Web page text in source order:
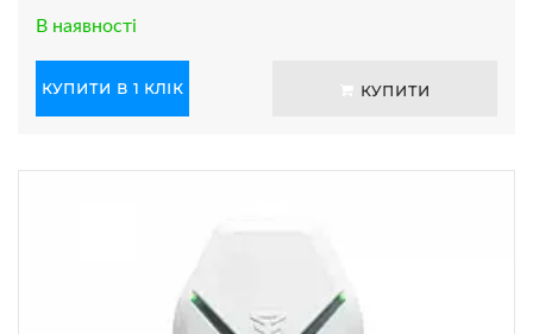
В наявності
КУПИТИ В 1 КЛІК КУПИТИ